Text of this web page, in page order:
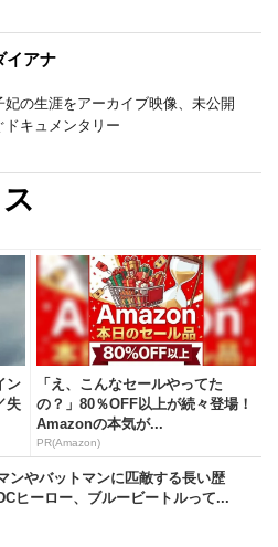
イアナ
妃の生涯をアーカイブ映像、未公開
ドキュメンタリー
ン
失
「え、こんなセールやってた
の？」80％OFF以上が続々登場！
Amazonの本気が...
PR(Amazon)
ンやバットマンに匹敵する長い歴
ヒーロー、ブルービートルって...